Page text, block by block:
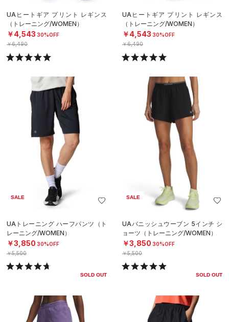
UAヒートギア プリント レギンス
（トレーニング/WOMEN）
￥4,543 30%OFF
￥6,490
UAヒートギア プリント レギンス
（トレーニング/WOMEN）
￥4,543 30%OFF
￥6,490
SALE
UAトレーニング ハーフパンツ（ト
レーニング/WOMEN）
￥3,850 30%OFF
￥5,500
SOLD OUT
SALE
UAバニッシュウーブン 5インチ シ
ョーツ（トレーニング/WOMEN）
￥3,850 30%OFF
￥5,500
SOLD OUT